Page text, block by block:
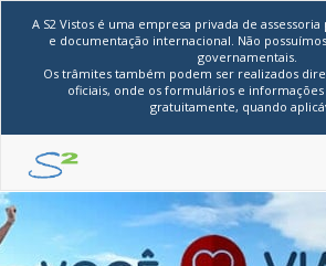
A S2 Vistos é uma empresa privada de
e documentação internacional. Não
governamentais.
Os trâmites também podem ser realizados
oficiais, onde os formulários e
gratuitamente, quando